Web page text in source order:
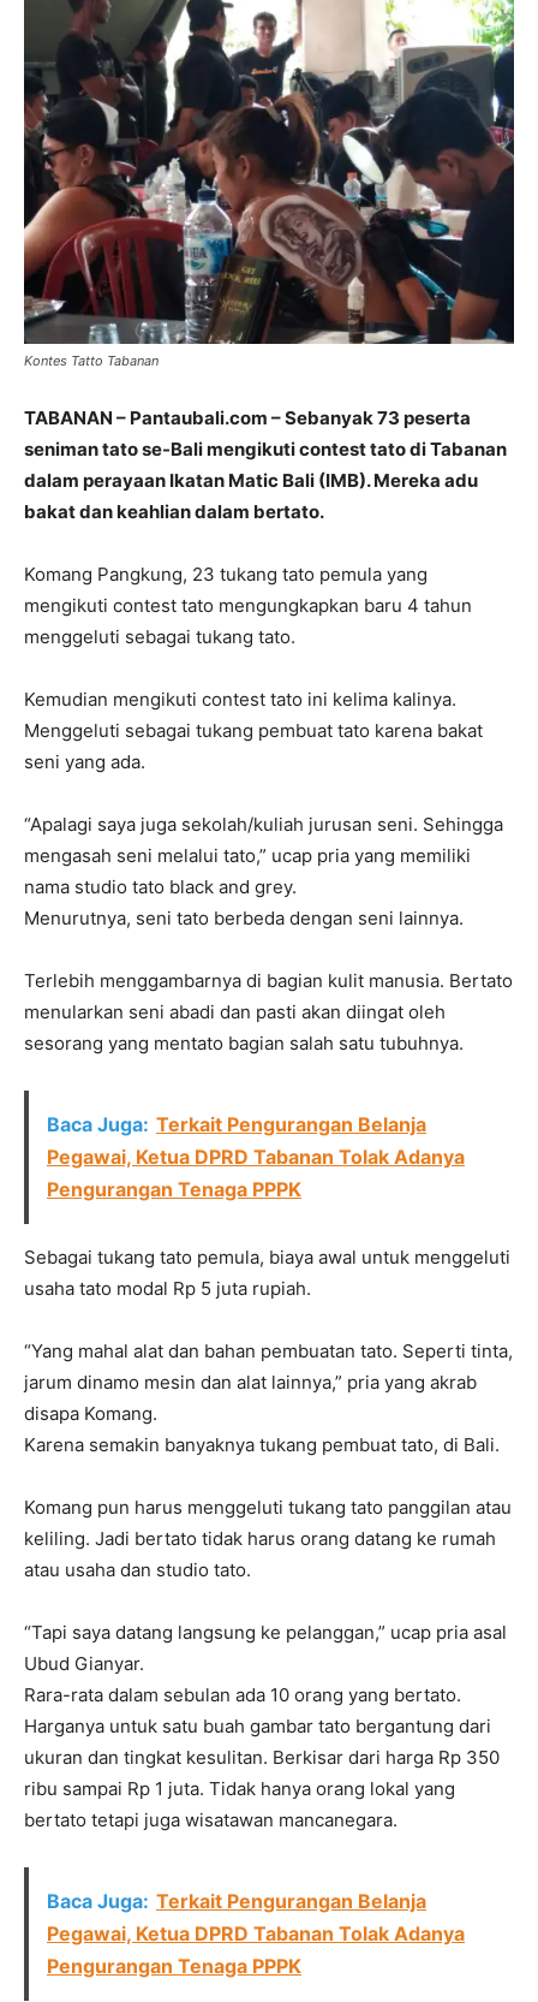
Kontes Tatto Tabanan
TABANAN – Pantaubali.com – Sebanyak 73 peserta
seniman tato se-Bali mengikuti contest tato di Tabanan
dalam perayaan Ikatan Matic Bali (IMB). Mereka adu
bakat dan keahlian dalam bertato.
Komang Pangkung, 23 tukang tato pemula yang
mengikuti contest tato mengungkapkan baru 4 tahun
menggeluti sebagai tukang tato.
Kemudian mengikuti contest tato ini kelima kalinya.
Menggeluti sebagai tukang pembuat tato karena bakat
seni yang ada.
“Apalagi saya juga sekolah/kuliah jurusan seni. Sehingga
mengasah seni melalui tato,” ucap pria yang memiliki
nama studio tato black and grey.
Menurutnya, seni tato berbeda dengan seni lainnya.
Terlebih menggambarnya di bagian kulit manusia. Bertato
menularkan seni abadi dan pasti akan diingat oleh
sesorang yang mentato bagian salah satu tubuhnya.
Baca Juga: Terkait Pengurangan Belanja
Pegawai, Ketua DPRD Tabanan Tolak Adanya
Pengurangan Tenaga PPPK
Sebagai tukang tato pemula, biaya awal untuk menggeluti
usaha tato modal Rp 5 juta rupiah.
“Yang mahal alat dan bahan pembuatan tato. Seperti tinta,
jarum dinamo mesin dan alat lainnya,” pria yang akrab
disapa Komang.
Karena semakin banyaknya tukang pembuat tato, di Bali.
Komang pun harus menggeluti tukang tato panggilan atau
keliling. Jadi bertato tidak harus orang datang ke rumah
atau usaha dan studio tato.
“Tapi saya datang langsung ke pelanggan,” ucap pria asal
Ubud Gianyar.
Rara-rata dalam sebulan ada 10 orang yang bertato.
Harganya untuk satu buah gambar tato bergantung dari
ukuran dan tingkat kesulitan. Berkisar dari harga Rp 350
ribu sampai Rp 1 juta. Tidak hanya orang lokal yang
bertato tetapi juga wisatawan mancanegara.
Baca Juga: Terkait Pengurangan Belanja
Pegawai, Ketua DPRD Tabanan Tolak Adanya
Pengurangan Tenaga PPPK